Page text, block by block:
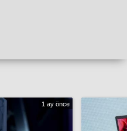
1 ay önce